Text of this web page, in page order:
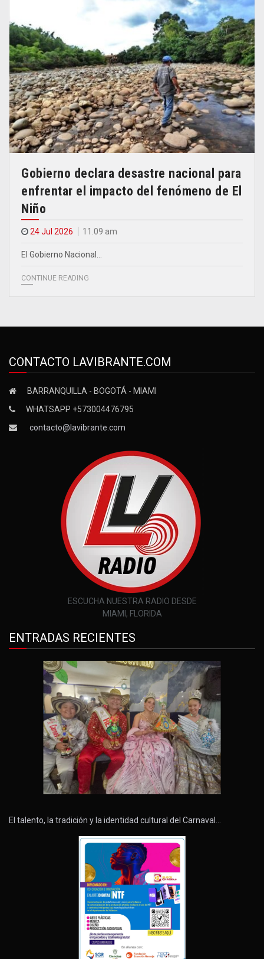
Gobierno declara desastre nacional para
enfrentar el impacto del fenómeno de El
Niño
24 Jul 2026 11.09 am
El Gobierno Nacional…
CONTINUE READING
CONTACTO LAVIBRANTE.COM
BARRANQUILLA - BOGOTÁ - MIAMI
WHATSAPP +573004476795
contacto@lavibrante.com
ESCUCHA NUESTRA RADIO DESDE
MIAMI, FLORIDA
ENTRADAS RECIENTES
El talento, la tradición y la identidad cultural del Carnaval…